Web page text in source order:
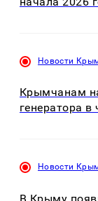
Новости
Крымчанам
генератора
Новости
В Крыму